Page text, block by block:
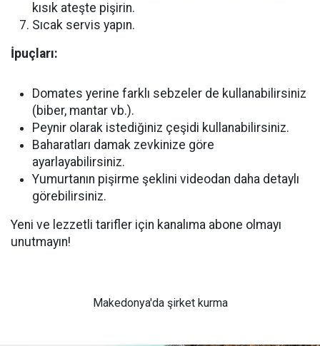
kısık ateşte pişirin.
Sıcak servis yapın.
İpuçları:
Domates yerine farklı sebzeler de kullanabilirsiniz
(biber, mantar vb.).
Peynir olarak istediğiniz çeşidi kullanabilirsiniz.
Baharatları damak zevkinize göre
ayarlayabilirsiniz.
Yumurtanın pişirme şeklini videodan daha detaylı
görebilirsiniz.
Yeni ve lezzetli tarifler için kanalıma abone olmayı
unutmayın!
Makedonya'da şirket kurma